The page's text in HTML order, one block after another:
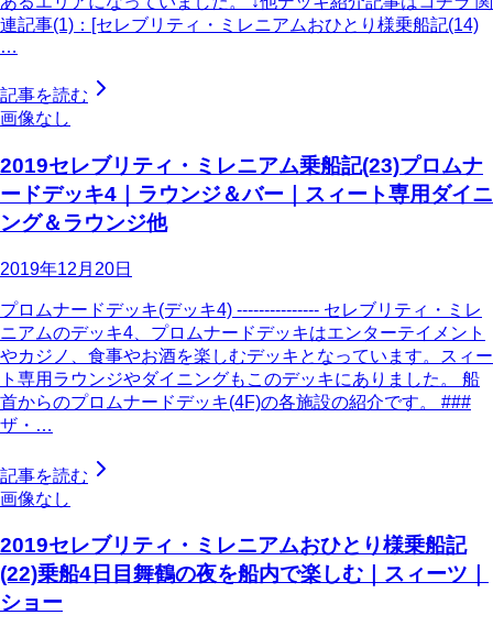
連記事(1)：[セレブリティ・ミレニアムおひとり様乗船記(14)
…
記事を読む
画像なし
2019セレブリティ・ミレニアム乗船記(23)プロムナ
ードデッキ4｜ラウンジ＆バー｜スィート専用ダイニ
ング＆ラウンジ他
2019年12月20日
プロムナードデッキ(デッキ4) --------------- セレブリティ・ミレ
ニアムのデッキ4、プロムナードデッキはエンターテイメント
やカジノ、食事やお酒を楽しむデッキとなっています。スィー
ト専用ラウンジやダイニングもこのデッキにありました。 船
首からのプロムナードデッキ(4F)の各施設の紹介です。 ###
ザ・…
記事を読む
画像なし
2019セレブリティ・ミレニアムおひとり様乗船記
(22)乗船4日目舞鶴の夜を船内で楽しむ｜スィーツ｜
ショー